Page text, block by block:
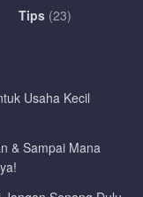
Tips (23)
Usaha Kecil
& Sampai Mana